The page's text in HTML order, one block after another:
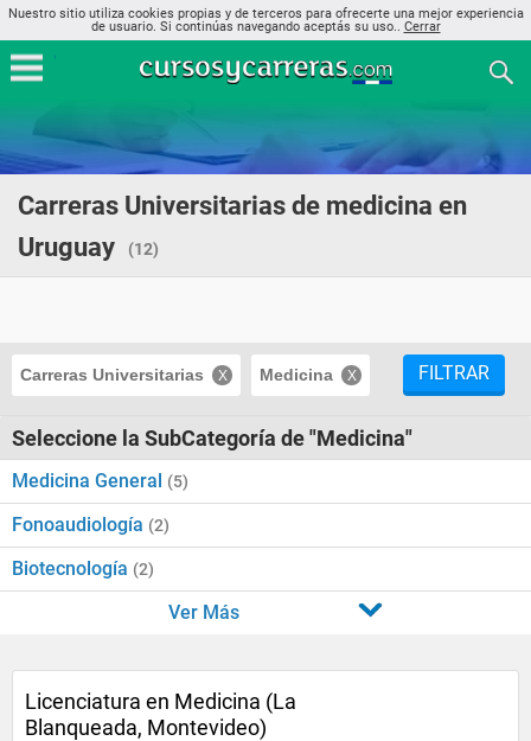
Nuestro sitio utiliza cookies propias y de terceros para ofrecerte una mejor experiencia
de usuario. Si continúas navegando aceptás su uso.. Cerrar
Carreras Universitarias de medicina en
Uruguay
(12)
Carreras Universitarias Medicina FILTRAR
Seleccione la SubCategoría de "Medicina"
Medicina General (5)
Fonoaudiología (2)
Biotecnología (2)
Ver Más
Licenciatura en Medicina (La
Blanqueada, Montevideo)